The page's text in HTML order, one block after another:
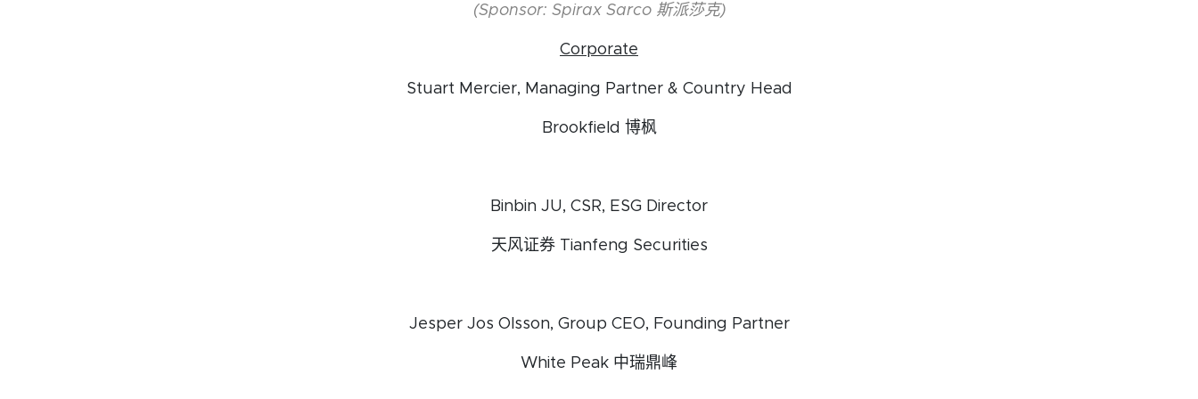
(Sponsor: Spirax Sarco 斯派莎克)
Corporate
Stuart Mercier, Managing Partner & Country Head
Brookfield 博枫
Binbin JU, CSR, ESG Director
天风证券 Tianfeng Securities
Jesper Jos Olsson, Group CEO, Founding Partner
White Peak 中瑞鼎峰